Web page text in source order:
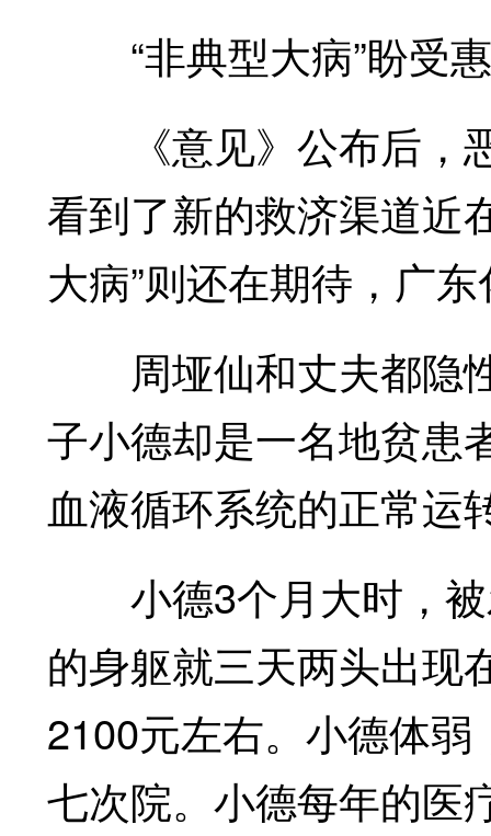
“非典型大病”盼受惠
《意见》公布后，恶
看到了新的救济渠道近
大病”则还在期待，广
周垭仙和丈夫都隐
子小德却是一名地贫患
血液循环系统的正常运
小德3个月大时，被
的身躯就三天两头出现
2100元左右。小德体
七次院。小德每年的医